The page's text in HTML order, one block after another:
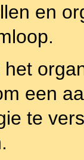
en
een
te